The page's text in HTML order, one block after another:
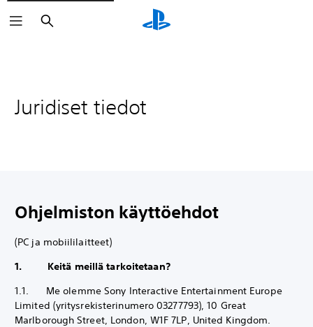
Haku
Juridiset tiedot
Ohjelmiston käyttöehdot
(PC ja mobiililaitteet)
1. Keitä meillä tarkoitetaan?
1.1. Me olemme Sony Interactive Entertainment Europe
Limited (yritysrekisterinumero 03277793), 10 Great
Marlborough Street, London, W1F 7LP, United Kingdom.